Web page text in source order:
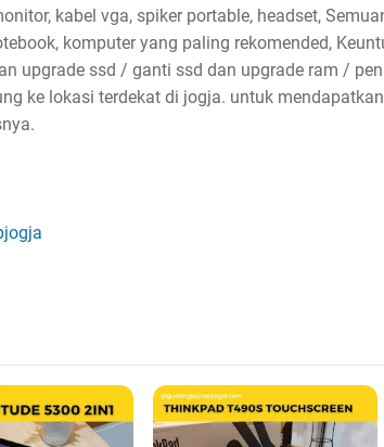
kabel vga, spiker portable, headset,
komputer yang paling rekomended,
upgrade ssd / ganti ssd dan upgrade ram /
ke lokasi terdekat di jogja. untuk